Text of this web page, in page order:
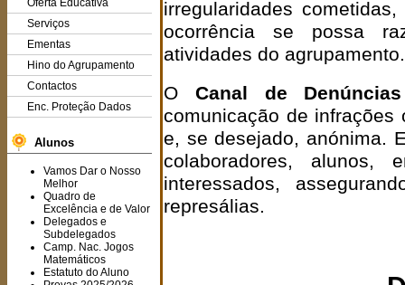
Oferta Educativa
Serviços
Ementas
Hino do Agrupamento
Contactos
Enc. Proteção Dados
Alunos
Vamos Dar o Nosso
Melhor
Quadro de
Excelência e de Valor
Delegados e
Subdelegados
Camp. Nac. Jogos
Matemáticos
Estatuto do Aluno
irregularidades
ocorrência se possa
atividades do agrupamento.
O Canal de Denúncias
comunicação de infrações
e, se desejado, anónima.
colaboradores, alunos,
interessados,
represálias.